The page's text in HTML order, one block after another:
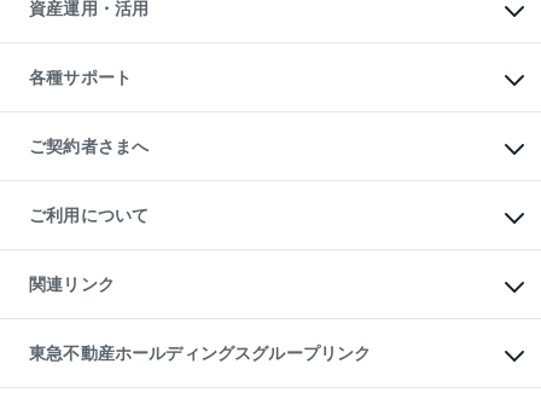
投資用不動産の売却査定
事業用不動産の売却査定
不動産相場・不動産価格情報
不動産コラム・ニュース
不動産用語集
不動産なんでもネット相談室
住まいの税金
L`GENTE（ルジェンテ）
区分リノベーションマンション
投資用一棟レジデンスWELL
不動産小口投資
LEGACIA（レガシア）
資産運用・活用
不動産M&A
アセットマネジメント・出資
各種サポート
相続サポート
リフォームサポート
ご契約者さまへ
ご紹介・再契約特典
入居者様専用-各種ご案内（賃貸）
東急こすもす会「こすもすWeb」
ご利用について
金融商品取引について
東急リバブル ソーシャルメディアポリシー
ご意見・お問い合わせ（金融商品取引専用の相談・お問い合わせ窓口）
ダイレクトメール（郵送物）・Eメールなどの送付停止について
関連リンク
これからご結婚される方に東急百貨店のブライダルクラブ
人材サービスのご用命は 東急リバブルスタッフ株式会社まで
東北の逸品を贈ります 東北すぐれものセレクション
東急不動産ホールディングスグループリンク